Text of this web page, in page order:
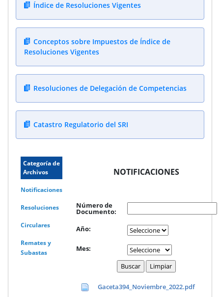
Índice de Resoluciones Vigentes
Conceptos sobre Impuestos de Índice de
Resoluciones Vigentes
Resoluciones de Delegación de Competencias
Catastro Regulatorio del SRI
Categoría de
Archivos
Notificaciones
Resoluciones
Circulares
Remates y
Subastas
NOTIFICACIONES
Número de
Documento:
Año:
Mes:
Gaceta394_Noviembre_2022.pdf